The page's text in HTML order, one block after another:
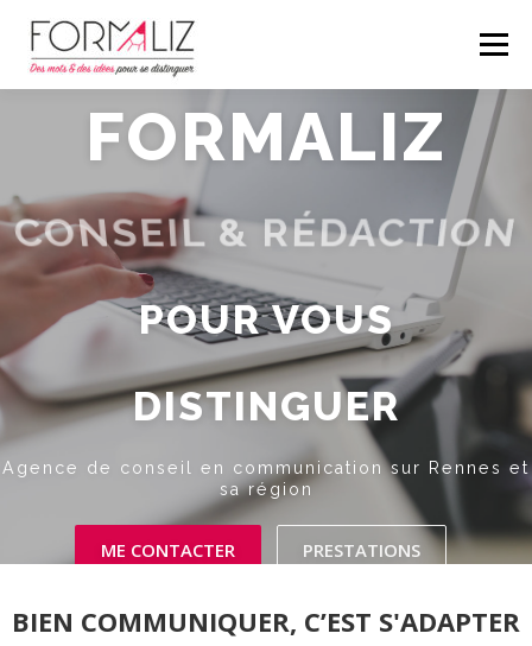
contenu
Menu
RÉDACTION CONSEIL A PROPOS
CONTACT > SPÉCIAL AGENCE
FORMALIZ
CONSEIL & RÉDACTION
POUR VOUS
DISTINGUER
Agence de conseil en communication sur Rennes et
sa région
ME CONTACTER PRESTATIONS
BIEN COMMUNIQUER, C’EST S'ADAPTER